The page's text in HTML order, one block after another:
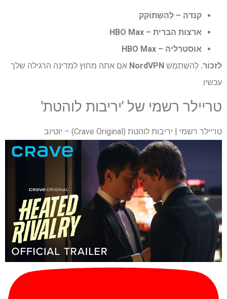
קנדה – לְהִשְׁתוֹקֵק
ארצות הברית – HBO Max
אוסטרליה – HBO Max
לִזכּוֹר. לְהִשְׁתַמֵשׁ NordVPN אם אתה מחוץ למדינה הרגילה שלך
עכשיו.
טריילר רשמי של 'יריבות לוהטת'
טריילר רשמי | יריבות לוהטת (Crave Original) – יוטיוב